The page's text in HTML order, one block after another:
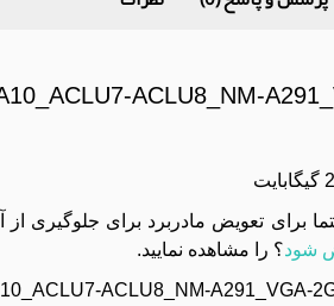
ACLU8_NM-
برای تعویض مادربرد برای جلوگیری
شود؟ را مشاهده نمایید.